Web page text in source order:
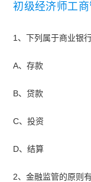
初级经济师工
真题估分卷（
1、下列属于商业银
A、存款
B、贷款
C、投资
D、结算
2、金融监管的原则有